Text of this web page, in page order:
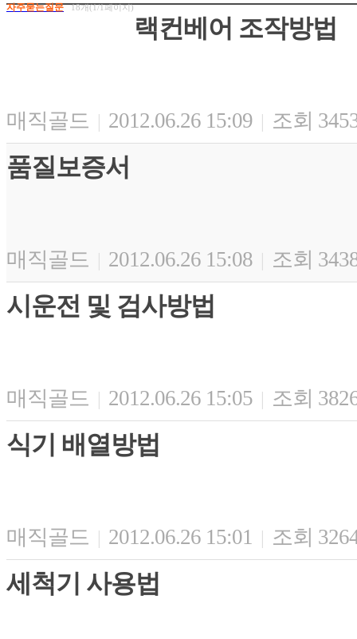
자주묻는질문 18개(1/1페이지)
랙컨베어 조작방법
매직골드 | 2012.06.26 15:09 | 조회
품질보증서
매직골드 | 2012.06.26 15:08 | 조회
시운전 및 검사방법
매직골드 | 2012.06.26 15:05 | 조회
식기 배열방법
매직골드 | 2012.06.26 15:01 | 조회
세척기 사용법